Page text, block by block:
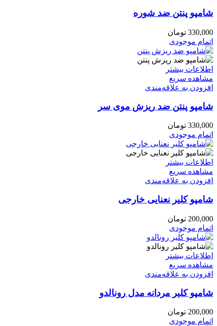
شامپو پنتن ضد شوره
330,000 تومان
اتمام موجودی
اطلاعات بیشتر
مشاهده سریع
افزودن به علاقه‌مندی
شامپو پنتن ضد ریزش موی سر
330,000 تومان
اتمام موجودی
اطلاعات بیشتر
مشاهده سریع
افزودن به علاقه‌مندی
شامپو کلیر نعنایی خارجی
200,000 تومان
اتمام موجودی
اطلاعات بیشتر
مشاهده سریع
افزودن به علاقه‌مندی
شامپو کلیر مردانه مدل رونالدو
200,000 تومان
اتمام موجودی